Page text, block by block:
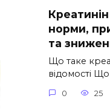
норми,
та
Що таке
відомості
0 25